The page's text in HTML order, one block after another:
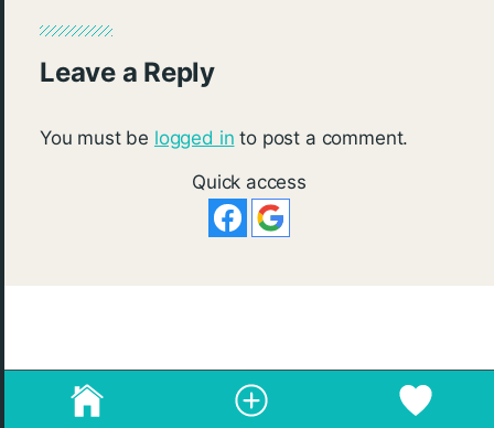
Leave a Reply
You must be logged in to post a comment.
Quick access
© 2026re:Beauté